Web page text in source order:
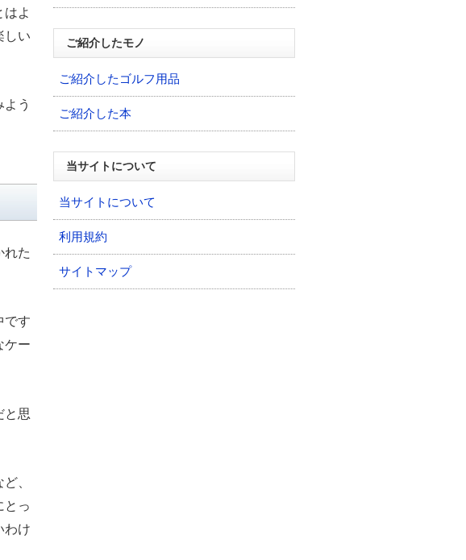
はよ
しい
う
れた
です
ケー
と思
、
とっ
わけ
ご紹介したモノ
ご紹介したゴルフ用品
ご紹介した本
当サイトについて
当サイトについて
利用規約
サイトマップ